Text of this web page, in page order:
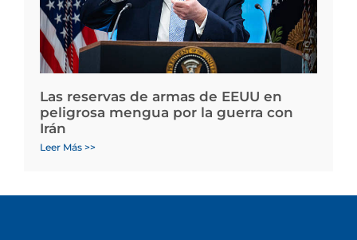
Las reservas de armas de EEUU en
peligrosa mengua por la guerra con
Irán
Leer Más >>